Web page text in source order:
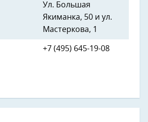
Ул. Большая
Якиманка, 50 и ул.
Мастеркова, 1
+7 (495) 645-19-08